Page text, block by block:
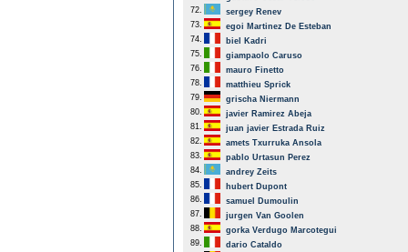
72.
sergey Renev
73.
egoi Martinez De Esteban
74.
biel Kadri
75.
giampaolo Caruso
76.
mauro Finetto
78.
matthieu Sprick
79.
grischa Niermann
80.
javier Ramirez Abeja
81.
juan javier Estrada Ruiz
82.
amets Txurruka Ansola
83.
pablo Urtasun Perez
84.
andrey Zeits
85.
hubert Dupont
86.
samuel Dumoulin
87.
jurgen Van Goolen
88.
gorka Verdugo Marcotegui
89.
dario Cataldo